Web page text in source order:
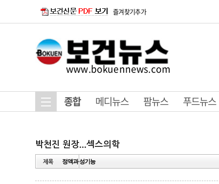
즐겨찾기추가
www.bokuennews.com
종합 메디뉴스 팜뉴스 푸드뉴스
정액과 성기능